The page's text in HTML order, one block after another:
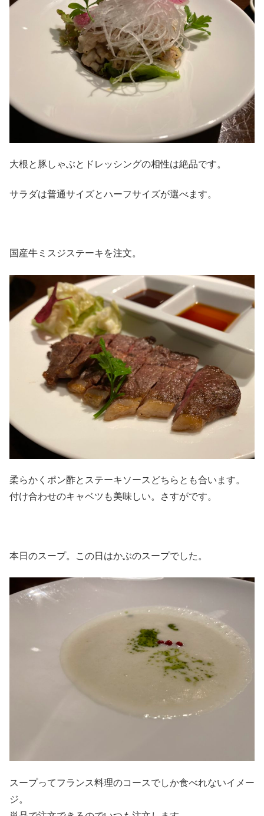
大根と豚しゃぶとドレッシングの相性は絶品です。
サラダは普通サイズとハーフサイズが選べます。
国産牛ミスジステーキを注文。
柔らかくポン酢とステーキソースどちらとも合います。
付け合わせのキャベツも美味しい。さすがです。
本日のスープ。この日はかぶのスープでした。
スープってフランス料理のコースでしか食べれないイメー
ジ。